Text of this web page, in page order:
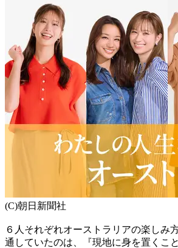
(C)朝日新聞社
６人それぞれオーストラリアの楽しみ
通していたのは、『現地に身を置くこ